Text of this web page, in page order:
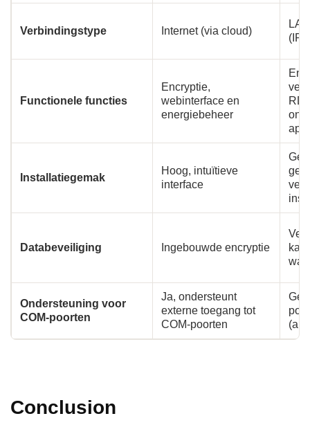
Verbindingstype Internet (via cloud)
(IP-
Functionele functies
Encryptie,
webinterface en
energiebeheer
Installatiegemak
Hoog, intuïtieve
interface
Databeveiliging Ingebouwde encryptie
Ondersteuning voor
COM-poorten
Ja, ondersteunt
externe toegang tot
COM-poorten
Conclusion